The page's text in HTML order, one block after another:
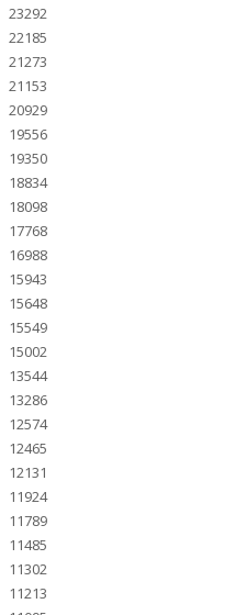
23292
22185
21273
21153
20929
19556
19350
18834
18098
17768
16988
15943
15648
15549
15002
13544
13286
12574
12465
12131
11924
11789
11485
11302
11213